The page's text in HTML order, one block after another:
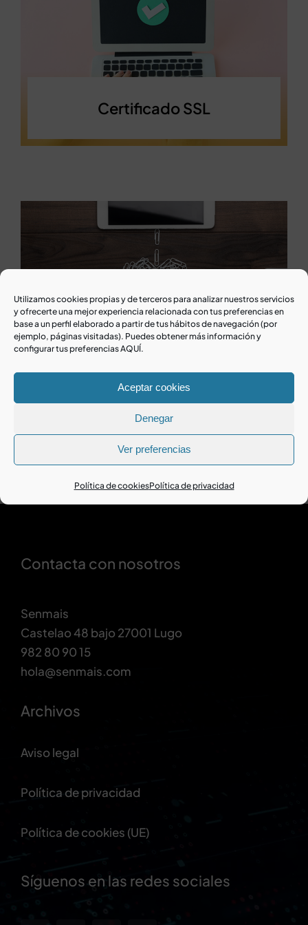
Utilizamos cookies propias y de terceros para analizar nuestros servicios
y ofrecerte una mejor experiencia relacionada con tus preferencias en
base a un perfil elaborado a partir de tus hábitos de navegación (por
ejemplo, páginas visitadas). Puedes obtener más información y
configurar tus preferencias AQUÍ.
Aceptar cookies
Denegar
Ver preferencias
Política de cookiesPolítica de privacidad
Certificado SSL
Prepara tu web para la LOPD
Contacta con nosotros
Senmais
Castelao 48 bajo 27001 Lugo
982 80 90 15
hola@senmais.com
Archivos
Aviso legal
Política de privacidad
Política de cookies (UE)
Síguenos en las redes sociales